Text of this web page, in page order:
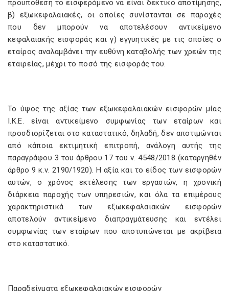
προϋπόθεση το εισφερόμενο να είναι δεκτικό αποτίμησης,
β) εξωκεφαλαιακές, οι οποίες συνίστανται σε παροχές
που δεν μπορούν να αποτελέσουν αντικείμενο
κεφαλαιακής εισφοράς και γ) εγγυητικές με τις οποίες ο
εταίρος αναλαμβάνει την ευθύνη καταβολής των χρεών της
εταιρείας, μέχρι το ποσό της εισφοράς του.
Το ύψος της αξίας των εξωκεφαλαιακών εισφορών μίας
Ι.Κ.Ε. είναι αντικείμενο συμφωνίας των εταίρων και
προσδιορίζεται στο καταστατικό, δηλαδή, δεν αποτιμώνται
από κάποια εκτιμητική επιτροπή, ανάλογη αυτής της
παραγράφου 3 του άρθρου 17 του ν. 4548/2018 (καταργηθέν
άρθρο 9 κ.ν. 2190/1920). Η αξία και το είδος των εισφορών
αυτών, ο χρόνος εκτέλεσης των εργασιών, η χρονική
διάρκεια παροχής των υπηρεσιών, και όλα τα επιμέρους
χαρακτηριστικά των εξωκεφαλαιακών εισφορών
αποτελούν αντικείμενο διαπραγμάτευσης και εντέλει
συμφωνίας των εταίρων που αποτυπώνεται με ακρίβεια
στο καταστατικό.
Παραδείγματα εξωκεφαλαιακών εισφορών